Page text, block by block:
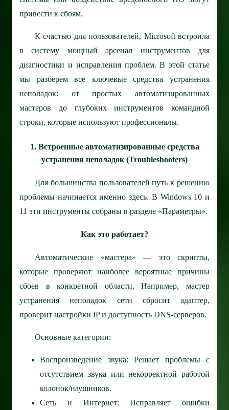
привести к сбоям.
К счастью для пользователей, Microsoft встроила
в систему мощный арсенал инструментов для
диагностики и исправления проблем. В этой статье
мы разберем все ключевые средства устранения
неполадок: от простых автоматизированных
мастеров до глубоких инструментов командной
строки, которые используют профессионалы.
1. Встроенные автоматизированные средства
устранения неполадок (Troubleshooters)
Для большинства пользователей путь к решению
проблемы начинается именно здесь. В Windows 10 и
11 эти инструменты собраны в разделе «Параметры».
Как это работает?
Автоматические «мастера» — это скрипты,
которые проверяют наиболее вероятные причины
сбоев в конкретной области. Например, мастер
устранения неполадок сети сбросит адаптер,
проверит настройки IP и доступность DNS-серверов.
Основные категории:
Воспроизведение звука: Решает проблемы с
отсутствием звука или некорректной работой
колонок/наушников.
Сеть и Интернет: Исправляет ошибки